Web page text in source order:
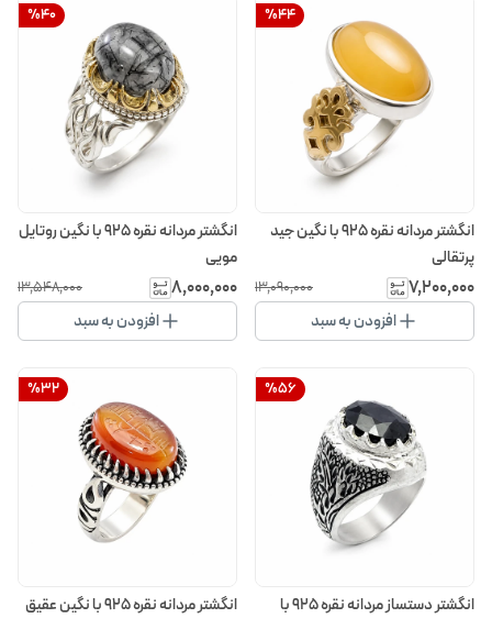
%44
انگشتر مردانه نقره 925 با نگین جید
پرتقالی
۷٬۲۰۰٬۰۰۰ ۱۳٬۰۹۰٬۰۰۰
افزودن به سبد
%40
انگشتر مردانه نقره 925 با نگین روتایل
مویی
۸٬۰۰۰٬۰۰۰ ۱۳٬۵۴۸٬۰۰۰
افزودن به سبد
%56
انگشتر دستساز مردانه نقره 925 با
%32
انگشتر مردانه نقره 925 با نگین عقیق